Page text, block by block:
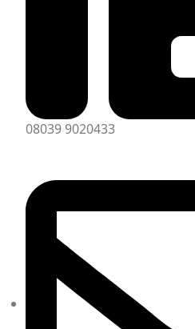
08039 9020433